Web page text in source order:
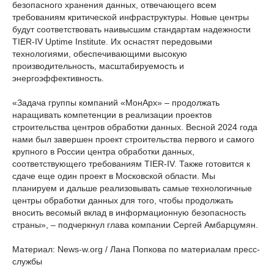
безопасного хранения данных, отвечающего всем
требованиям критической инфраструктуры. Новые центры
будут соответствовать наивысшим стандартам надежности
TIER-IV Uptime Institute. Их оснастят передовыми
технологиями, обеспечивающими высокую
производительность, масштабируемость и
энергоэффективность.
«Задача группы компаний «МонАрх» – продолжать
наращивать компетенции в реализации проектов
строительства центров обработки данных. Весной 2024 года
нами был завершен проект строительства первого и самого
крупного в России центра обработки данных,
соответствующего требованиям TIER-IV. Также готовится к
сдаче еще один проект в Московской области. Мы
планируем и дальше реализовывать самые технологичные
центры обработки данных для того, чтобы продолжать
вносить весомый вклад в информационную безопасность
страны», – подчеркнул глава компании Сергей Амбарцумян.
Материал: News-w.org / Лана Попкова по материалам пресс-
службы